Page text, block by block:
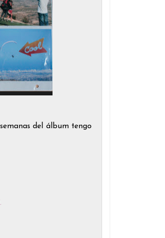
del álbum tengo
.